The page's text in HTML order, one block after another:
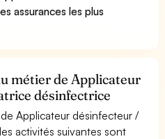
assurances les plus
métier de Applicateur
désinfectrice
Applicateur désinfecteur /
activités suivantes sont